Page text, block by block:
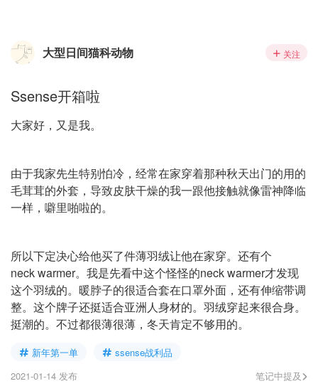
大型日间猫科动物 关注
Ssense开箱啦
大家好，又是我。
由于我家先生特别怕冷，经常在家穿着那种秋天出门的用的
毛茸茸的外套，导致皮肤干燥的我一跟他接触就像雷神降临
一样，噼里啪啦的。
所以下定决心给他买了件薄羽绒让他在家穿。还有个
neck warmer。我是先看中这个怪怪的neck warmer才发现
这个羽绒的。暖脖子的很适合套在口罩外面，还有伸缩带调
整。这个牌子还挺适合亚洲人身材的。羽绒穿起来很合身。
挺潮的。不过都很薄很薄，冬天肯定不够用的。
新年第一单
ssense战利品
2021-01-14 发布
笔记中提及